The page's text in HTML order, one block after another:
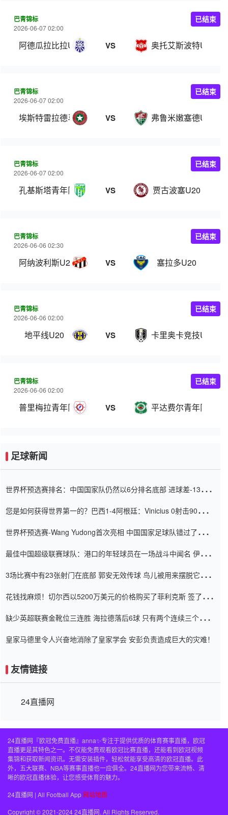
巴青锦标
2026-06-07 02:00
阿德瓜拉比拉U20 VS 奥托艾斯波特U20
已结束
巴青锦标
2026-06-07 02:00
埃斯特雷拉德马尔科U20VS 弗鲁米嫩塞德U20
已结束
巴青锦标
2026-06-07 02:00
孔基斯塔青年队 VS 贾古波塞U20
已结束
巴青锦标
2026-06-06 02:30
阿纳波利斯U20 VS 塞拉多U20
已结束
巴青锦标
2026-06-06 02:00
地平线U20 VS 卡里奥卡竞技U20
已结束
巴青锦标
2026-06-06 02:00
普里梅拉青年队 VS 平达费尔青年队
已结束
足球新闻
世界杯预选赛排名：中国国家队仍然以6分排名底部 进球差-13令人
您是如何获得世界第一的？巴西1-4阿根廷：Vinicius 0射击90分钟
世界杯预选赛-Wang Yudong首次亮相 中国国家足球队错过了世界
最佳中国超级联赛球队：港口的年轻球员在一场战斗中闻名 伊万放
3场比赛中有23张射门在底部 郭安无效传球 鸟儿被用来摆脱它
花钱找麻烦！切尔西以5200万美元的价格购买了菲利克斯 签了7年
缺少英超联赛金靴位三连胜 海拉德落后6球 只有两个连续三个连续
皇家马德里令人兴奋地消除了皇家学会 安彭负责造成巨大的灾难！
友情链接
24直播网
24直播网『欧冠免费直播』anna✨专注于提供优质的体育赛事直播，欧冠
直播更是其特色之一。不仅能免费观看欧冠比赛直播，还能看到欧冠视频
集锦和获取新闻资讯。无需安装插件，轻松就能享受高清的欧冠直播。此
外，五大联赛、NBA等赛事直播也一应俱全。24直播网为您带来流畅、清
晰的欧冠直播体验，让您感受体育的魅力。
24直播网 | All Football App 网站地图
Copyright © 2021-2024 24直播网. All Rights Reserved.